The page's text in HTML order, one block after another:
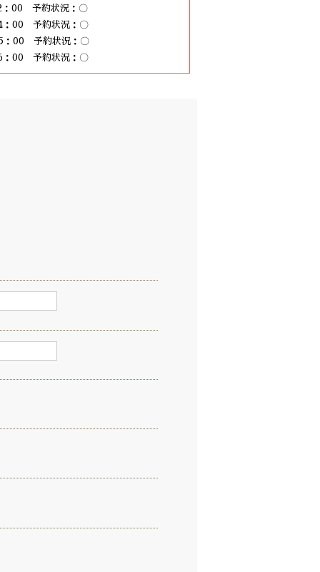
：00 予約状況：〇
：00 予約状況：〇
：00 予約状況：〇
：00 予約状況：〇